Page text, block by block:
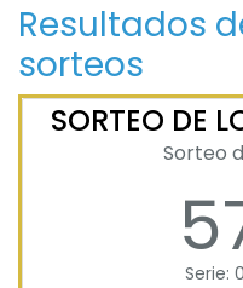
Resultados
sorteos
SORTEO DE
Sorteo
Serie: